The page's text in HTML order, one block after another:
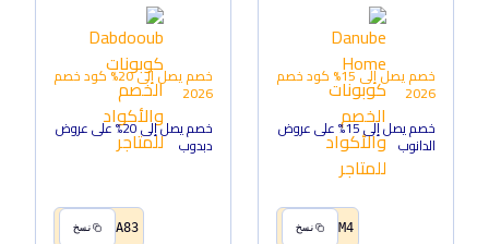
خصم يصل إلى 15% كود خصم
2026
خصم يصل إلى 15% على عروض
الدانوب
M4 نسخ
خصم يصل إلى 20% كود خصم
2026
خصم يصل إلى 20% على عروض
دبدوب
A83 نسخ